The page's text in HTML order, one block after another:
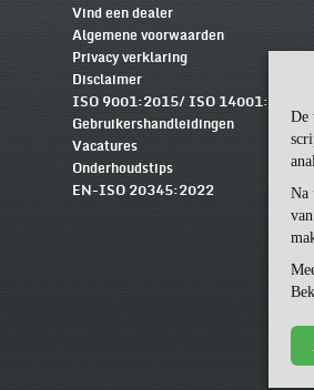
De
Na
Vind een dealer
Algemene voorwaarden
Privacy verklaring
Disclaimer
ISO 9001:2015/ ISO 14001:2015
Gebruikershandleidingen
Vacatures
Onderhoudstips
EN-ISO 20345:2022